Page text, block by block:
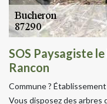
SOS Paysagiste
Rancon
Commune ?
Vous disposez des arbres